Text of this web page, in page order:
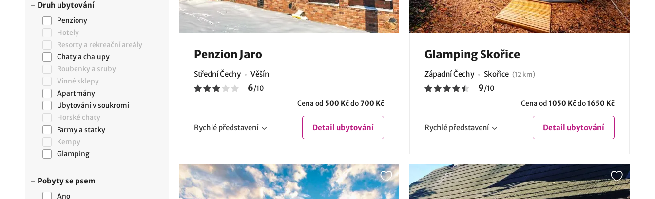
Druh ubytování
Penziony
Hotely
Resorty a rekreační areály
Chaty a chalupy
Roubenky a sruby
Vinné sklepy
Apartmány
Ubytování v soukromí
Horské chaty
Farmy a statky
Kempy
Glamping
Pobyty se psem
Ano
Penzion Jaro
Střední Čechy Věšín
6/10
Cena od 500 Kčdo700 Kč
Rychlé představení Detail ubytování
Glamping Skořice
Západní Čechy Skořice (12 km)
9/10
Cena od 1050 Kčdo1650 Kč
Rychlé představení Detail ubytování